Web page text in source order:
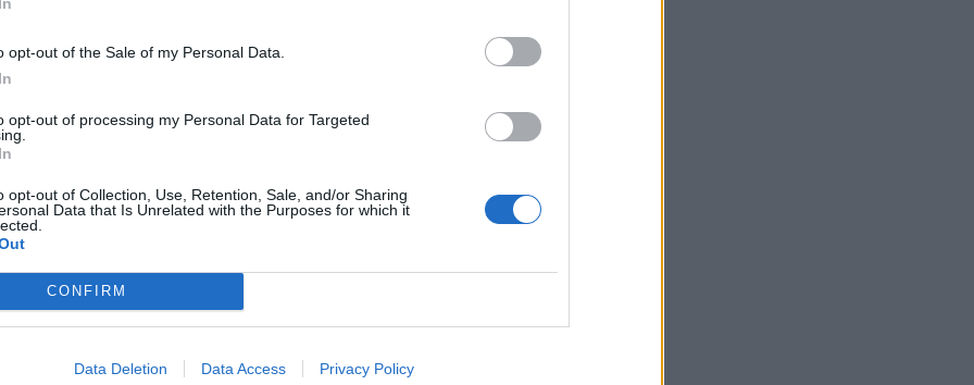
opt-out of the Sale of my Personal Data.
opt-out of processing my Personal Data for Targeted
opt-out of Collection, Use, Retention, Sale, and/or Sharing
Data that Is Unrelated with the Purposes for which it
CONFIRM
Data Deletion Data Access Privacy Policy
PARA COMENTAR
investimento
imobiliária como
da Beira Interior